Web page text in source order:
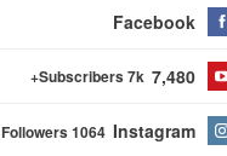
Facebook
7,480
Subscribers 7k+
Instagram
Followers 1064